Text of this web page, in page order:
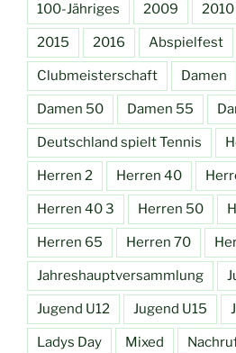
100-Jähriges 2009 2010
2015 2016 Abspielfest
Clubmeisterschaft Damen
Damen 50 Damen 55
Deutschland spielt Tennis
Herren 2 Herren 40
Herren 40 3 Herren 50
Herren 65 Herren 70
Jahreshauptversammlung
Jugend U12 Jugend U15
Ladys Day Mixed